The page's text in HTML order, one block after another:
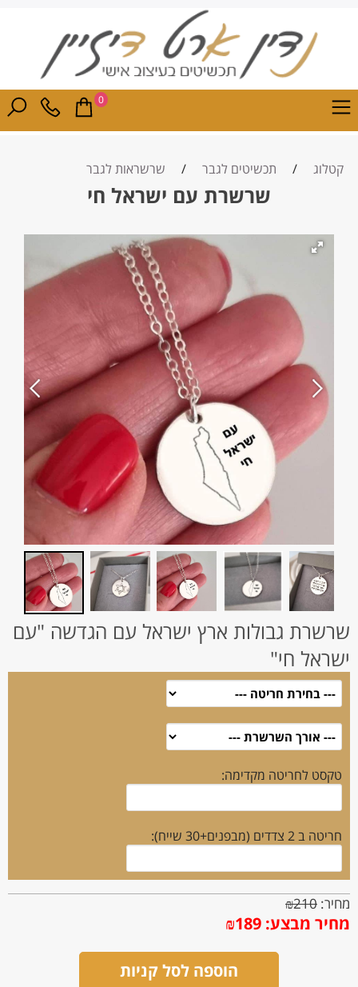
0
קטלוג / תכשיטים לגבר / שרשראות לגבר
שרשרת עם ישראל חי
שרשרת גבולות ארץ ישראל עם הגדשה "עם
ישראל חי"
טקסט לחריטה מקדימה:
חריטה ב 2 צדדים (מבפנים+30 שייח):
מחיר: ₪210
מחיר מבצע: ₪189
הוספה לסל קניות